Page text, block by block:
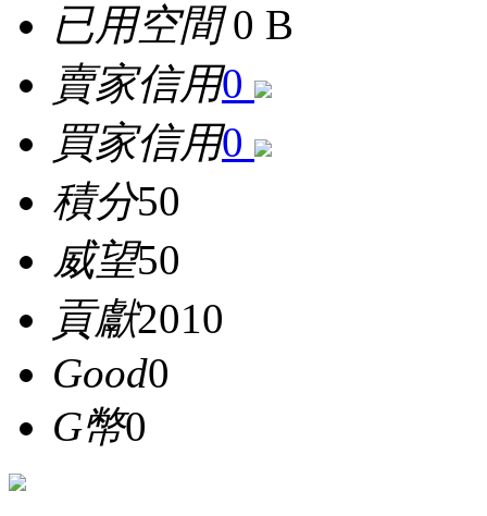
已用空間0 B
賣家信用0
買家信用0
積分50
威望50
貢獻2010
Good0
G幣0